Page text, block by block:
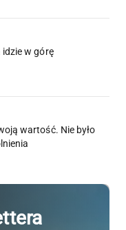
w górę
wartość. Nie było